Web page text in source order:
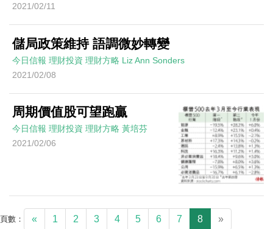
2021/02/11
儲局政策維持 語調微妙轉變
今日信報 理財投資 理財方略 Liz Ann Sonders
2021/02/08
周期價值股可望跑贏
今日信報 理財投資 理財方略 黃培芬
2021/02/06
頁數： « 1 2 3 4 5 6 7 8 »